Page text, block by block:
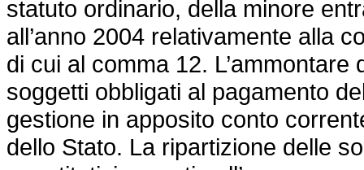
statuto ordinario, della minore
all’anno 2004 relativamente alla
di cui al comma 12.
soggetti obbligati al pagamento
gestione in apposito conto
dello Stato. La ripartizione delle